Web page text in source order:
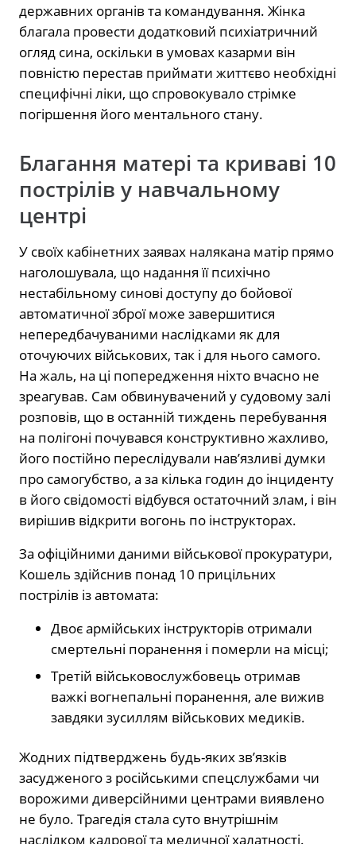
державних органів та командування. Жінка
благала провести додатковий психіатричний
огляд сина, оскільки в умовах казарми він
повністю перестав приймати життєво необхідні
специфічні ліки, що спровокувало стрімке
погіршення його ментального стану.
Благання матері та криваві 10
пострілів у навчальному
центрі
У своїх кабінетних заявах налякана матір прямо
наголошувала, що надання її психічно
нестабільному синові доступу до бойової
автоматичної зброї може завершитися
непередбачуваними наслідками як для
оточуючих військових, так і для нього самого.
На жаль, на ці попередження ніхто вчасно не
зреагував. Сам обвинувачений у судовому залі
розповів, що в останній тиждень перебування
на полігоні почувався конструктивно жахливо,
його постійно переслідували нав’язливі думки
про самогубство, а за кілька годин до інциденту
в його свідомості відбувся остаточний злам, і він
вирішив відкрити вогонь по інструкторах.
За офіційними даними військової прокуратури,
Кошель здійснив понад 10 прицільних
пострілів із автомата:
Двоє армійських інструкторів отримали
смертельні поранення і померли на місці;
Третій військовослужбовець отримав
важкі вогнепальні поранення, але вижив
завдяки зусиллям військових медиків.
Жодних підтверджень будь-яких зв’язків
засудженого з російськими спецслужбами чи
ворожими диверсійними центрами виявлено
не було. Трагедія стала суто внутрішнім
наслідком кадрової та медичної халатності.